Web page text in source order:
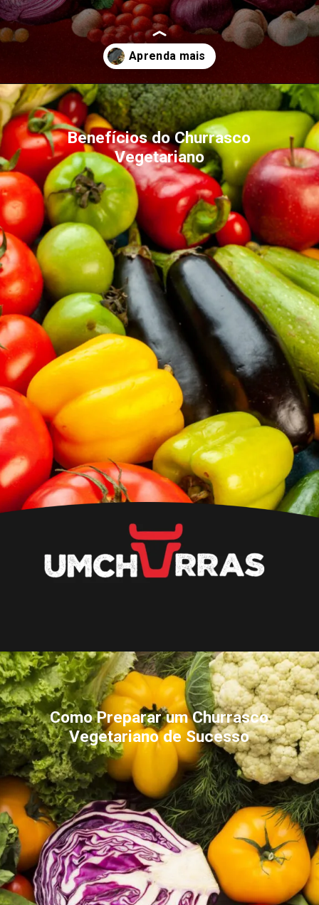
Opening https://umchurras.com.br/receitas-de-churrasco/como-fazer-um-churrasco-vegetariano/
Benefícios do Churrasco
Vegetariano
Opening https://umchurras.com.br/receitas-de-churrasco/como-fazer-um-churrasco-vegetariano/
Como Preparar um Churrasco
Vegetariano de Sucesso